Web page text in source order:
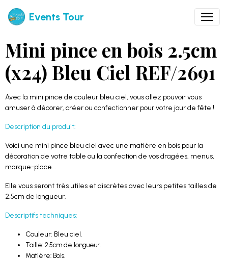
Events Tour
Mini pince en bois 2.5cm
(x24) Bleu Ciel REF/2691
Avec la mini pince de couleur bleu ciel, vous allez pouvoir vous
amuser à décorer, créer ou confectionner pour votre jour de fête !
Description du produit:
Voici une mini pince bleu ciel avec une matière en bois pour la
décoration de votre table ou la confection de vos dragées, menus,
marque-place...
Elle vous seront très utiles et discrètes avec leurs petites tailles de
2.5cm de longueur.
Descriptifs techniques:
Couleur: Bleu ciel.
Taille: 2.5cm de longueur.
Matière: Bois.